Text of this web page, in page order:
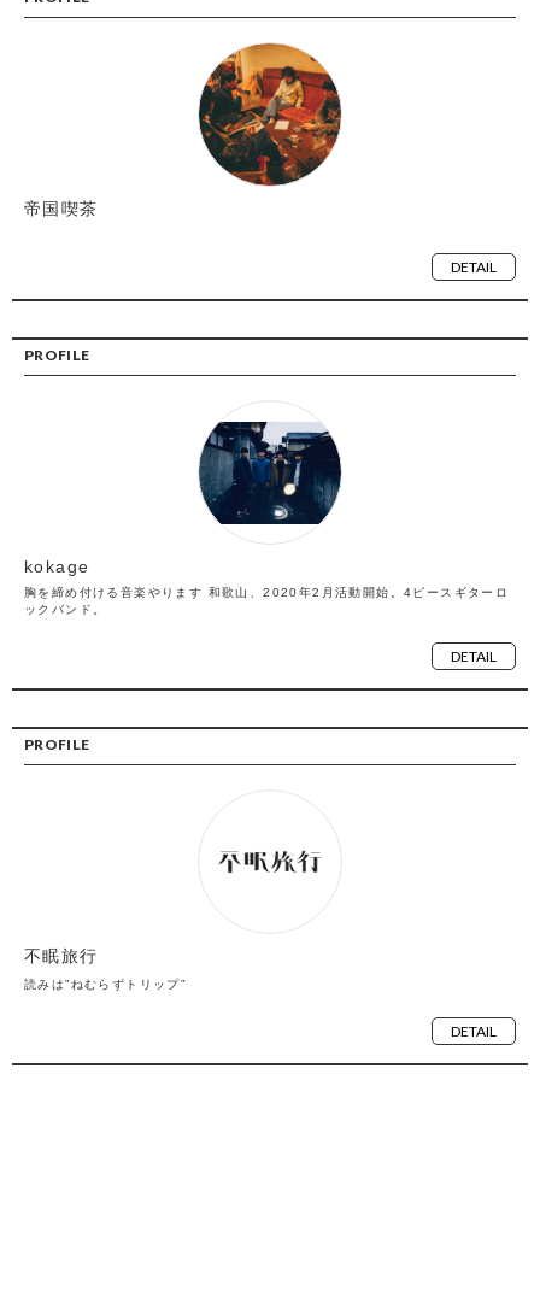
帝国喫茶
DETAIL
PROFILE
kokage
胸を締め付ける音楽やります 和歌山、2020年2月活動開始。4ピースギターロ
ックバンド。
DETAIL
PROFILE
不眠旅行
読みは”ねむらずトリップ”
DETAIL